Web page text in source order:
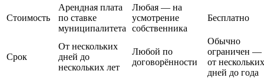
Стоимость
Арендная плата
по ставке
муниципалитета
Любая — на
усмотрение
собственника
Бесплатно
Срок
От нескольких
дней до
нескольких лет
Любой по
договорённости
Обычно
ограничен —
от нескольких
дней до года